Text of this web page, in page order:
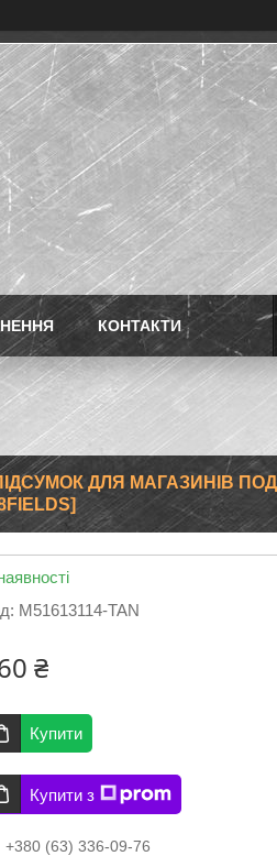
КОНТАКТИ
ДЛЯ МАГАЗИНІВ
M51613114-TAN
₴
Купити
Купити з
+380 (63) 336-09-76